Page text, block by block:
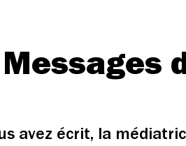
Messages
avez écrit, la